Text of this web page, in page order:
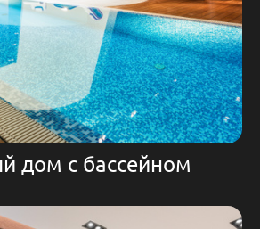
дом с бассейном